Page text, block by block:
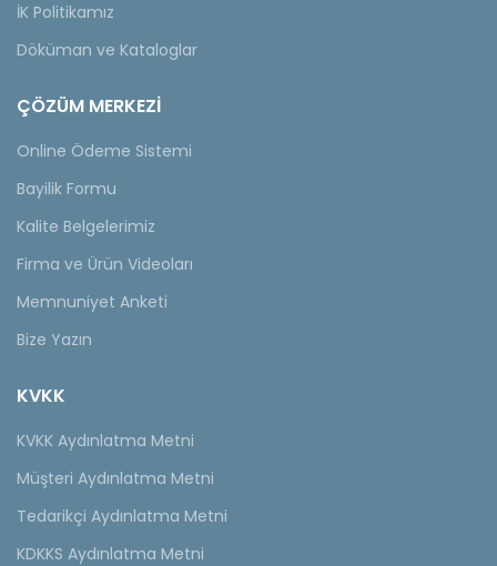
İK Politikamız
Döküman ve Kataloglar
ÇÖZÜM MERKEZİ
Online Ödeme Sistemi
Bayilik Formu
Kalite Belgelerimiz
Firma ve Ürün Videoları
Memnuniyet Anketi
Bize Yazın
KVKK
KVKK Aydınlatma Metni
Müşteri Aydınlatma Metni
Tedarikçi Aydınlatma Metni
KDKKS Aydınlatma Metni